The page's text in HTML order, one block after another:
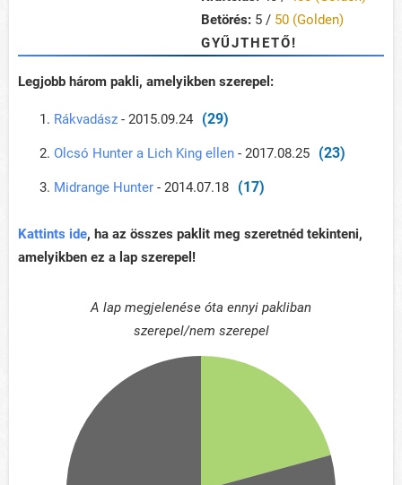
Betörés: 5 / 50 (Golden)
GYŰJTHETŐ!
Legjobb három pakli, amelyikben szerepel:
Rákvadász - 2015.09.24 (29)
Olcsó Hunter a Lich King ellen - 2017.08.25 (23)
Midrange Hunter - 2014.07.18 (17)
Kattints ide, ha az összes paklit meg szeretnéd tekinteni,
amelyikben ez a lap szerepel!
A lap megjelenése óta ennyi pakliban
szerepel/nem szerepel